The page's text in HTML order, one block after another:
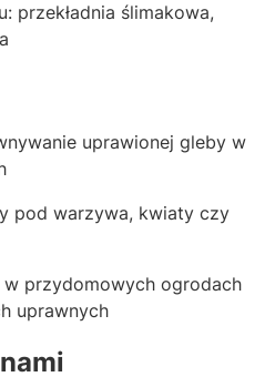
przekładnia ślimakowa,
uprawionej gleby w
pod warzywa, kwiaty czy
w przydomowych ogrodach
uprawnych